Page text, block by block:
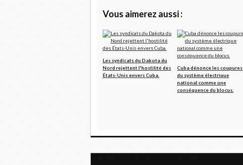
Vous aimerez aussi :
Les syndicats du Dakota du
Nord rejettent l'hostilité des
États-Unis envers Cuba.
Cuba dénonce les coupures
du système électrique
national comme une
conséquence du blocus.